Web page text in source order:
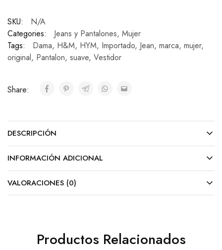
SKU:
N/A
Categories:
Jeans y Pantalones, Mujer
Tags:
Dama, H&M, HYM, Importado, Jean, marca, mujer,
original, Pantalon, suave, Vestidor
Share:
DESCRIPCIÓN
INFORMACIÓN ADICIONAL
VALORACIONES (0)
Productos Relacionados